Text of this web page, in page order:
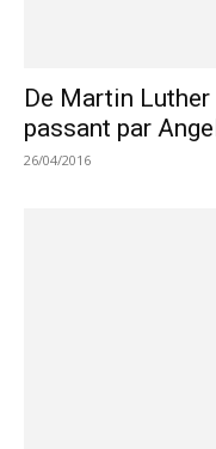
De Martin
passant par
26/04/2016